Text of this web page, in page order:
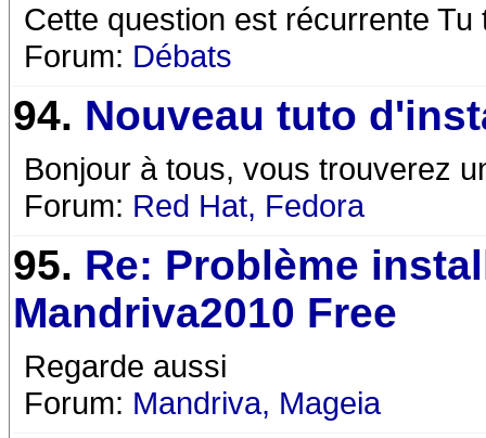
Cette question est récurrente
Forum: Débats
94. Nouveau tuto
Bonjour à tous, vous trouverez
Forum: Red Hat, Fedora
95. Re: Problème
Mandriva2010 Free
Regarde aussi
Forum: Mandriva, Mageia